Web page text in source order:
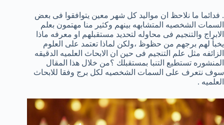
. فدائما ما نلاحظ ان مواليد كل شهر معين يتوافقوا فى بعض
السمات الشخصيه المتشابهه بينهم وكثير منا مهتمون بعلم
الابراج والتنجيم فى محاوله لتحديد مستقبلهم او معرفه ماذا
يخبأ لهم برجهم من حظوظ ،ولكن لماذا تعتمد على العلوم
الزائفه مثل علم التنجيم فى حين ان الابحاث العلميه الدقيقه
المنشوره تستطيع التنبا بمستقبلك ؟من خلال هذا المقال
سوف نتعرف على السمات الشخصيه لكل برج وفقا للابحاث
العلميه .